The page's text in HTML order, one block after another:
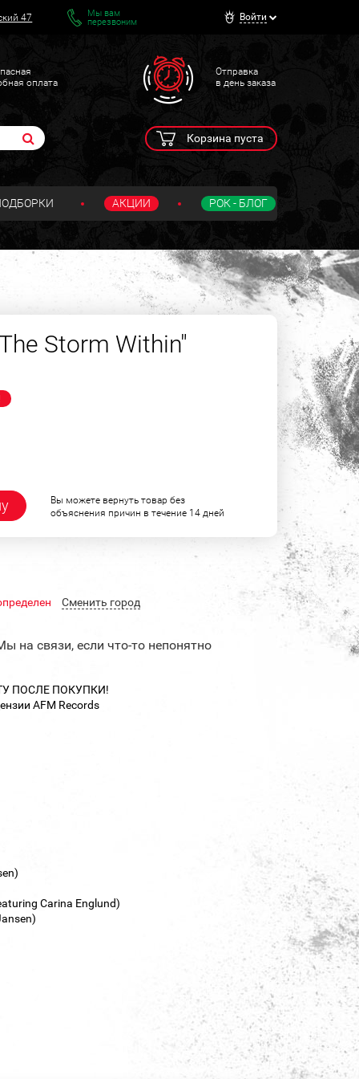
47
Мы вам
перезвоним
Войти
оплата
Отправка
в день заказа
Корзина пуста
АКЦИИ РОК - БЛОГ
Storm Within"
Вы можете вернуть товар без
объяснения причин в течение 14 дней
Cменить город
на связи, если что-то непонятно
ПОСЛЕ ПОКУПКИ!
AFM Records
Carina Englund)